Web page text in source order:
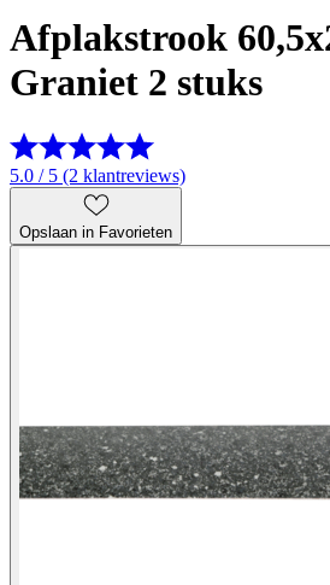
Afplakstrook
Graniet 2 stuks
5.0 / 5 (2 klantreviews)
Opslaan in Favorieten